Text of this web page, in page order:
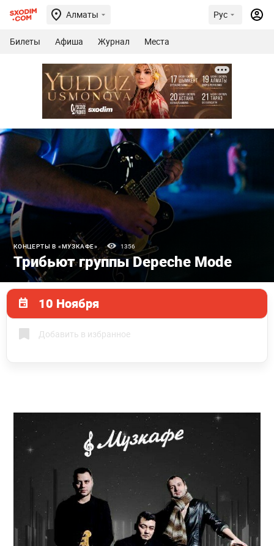
Алматы Рус
Билеты Афиша Журнал Места
КОНЦЕРТЫ В «МУЗКАФЕ» 1356
Трибьют группы Depeche Mode
10 Ноября
Добавить в избранное